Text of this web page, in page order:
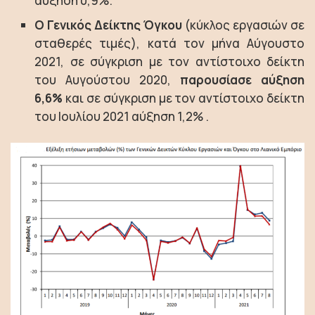
Ο Γενικός Δείκτης Όγκου (κύκλος εργασιών σε
σταθερές τιμές), κατά τον μήνα Αύγουστο
2021, σε σύγκριση με τον αντίστοιχο δείκτη
του Αυγούστου 2020, παρουσίασε αύξηση
6,6% και σε σύγκριση με τον αντίστοιχο δείκτη
του Ιουλίου 2021 αύξηση 1,2% .